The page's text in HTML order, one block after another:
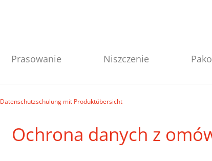
Prasowanie Niszczenie
Datenschutzschulung mit Produktübersicht
Ochrona danych z